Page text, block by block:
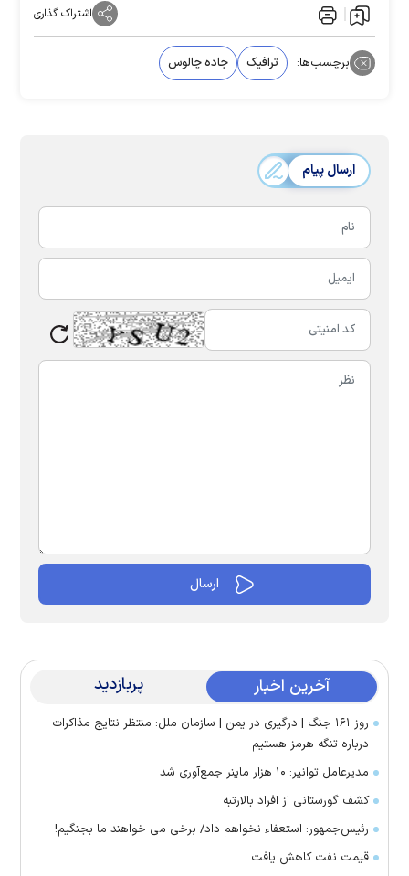
اشتراک گذاری
برچسب‌ها: ترافیک جاده چالوس
ارسال پیام
آخرین اخبار پربازدید
روز ۱۶۱ جنگ | درگیری در یمن | سازمان ملل: منتظر نتایج مذاکرات
درباره تنگه هرمز هستیم
مدیرعامل توانیر: ۱۰ هزار ماینر جمع‌آوری شد
کشف گورستانی از افراد بالارتبه
رئیس‌جمهور: استعفاء نخواهم داد/ برخی می خواهند ما بجنگیم!
قیمت نفت کاهش یافت